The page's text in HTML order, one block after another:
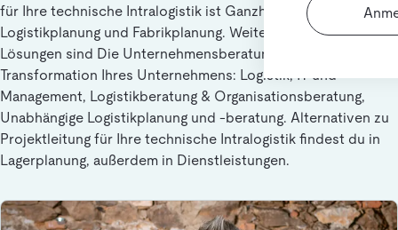
für Ihre technische Intralogistik ist Ganzheitliche
Logistikplanung und Fabrikplanung. Weitere ähnliche
Lösungen sind Die Unternehmensberatung für die
Transformation Ihres Unternehmens: Logistik, IT und
Management, Logistikberatung & Organisationsberatung,
Unabhängige Logistikplanung und -beratung. Alternativen zu
Projektleitung für Ihre technische Intralogistik findest du in
Lagerplanung, außerdem in Dienstleistungen.